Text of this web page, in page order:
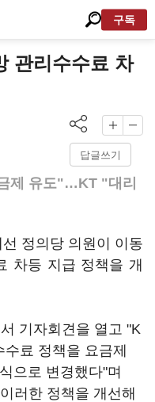
구독
관리수수료 차
답글쓰기
제 유도"…KT "대리
정의당 의원이 이동
차등 지급 정책을 개
기자회견을 열고 "K
료 정책을 요금제
으로 변경했다"며
러한 정책을 개선해